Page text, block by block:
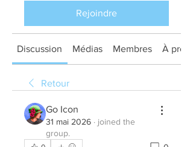
Rejoindre
Discussion Médias Membres À
Retour
Go Icon
31 mai 2026 · joined the
group.